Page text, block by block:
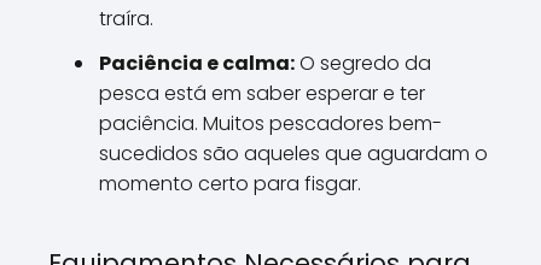
traíra.
Paciência e calma:O segredo da
pesca está em saber esperar e ter
paciência. Muitos pescadores bem-
sucedidos são aqueles que aguardam o
momento certo para fisgar.